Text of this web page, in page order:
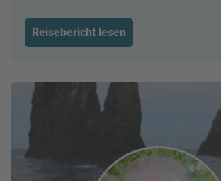
Reisebericht lesen